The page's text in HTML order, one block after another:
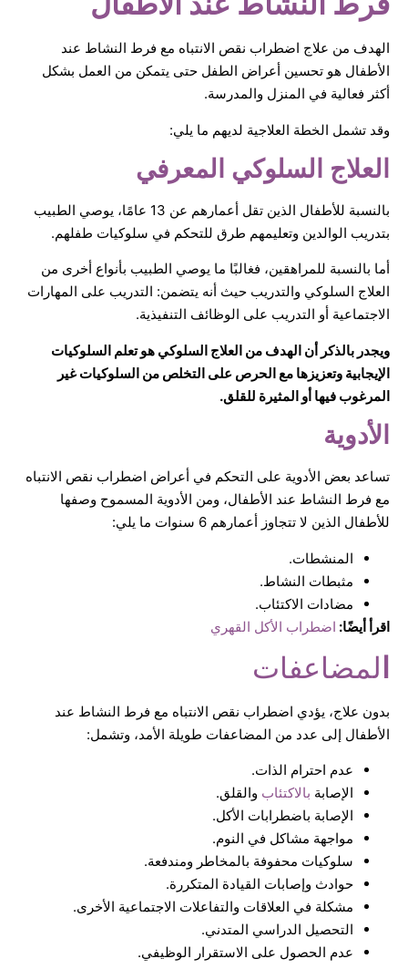
الهدف من علاج اضطراب نقص الانتباه مع فرط النشاط عند
الأطفال هو تحسين أعراض الطفل حتى يتمكن من العمل بشكل
أكثر فعالية في المنزل والمدرسة.
وقد تشمل الخطة العلاجية لديهم ما يلي:
العلاج السلوكي المعرفي
بالنسبة للأطفال الذين تقل أعمارهم عن 13 عامًا، يوصي الطبيب
بتدريب الوالدين وتعليمهم طرق للتحكم في سلوكيات طفلهم.
أما بالنسبة للمراهقين، فغالبًا ما يوصي الطبيب بأنواع أخرى من
العلاج السلوكي والتدريب حيث أنه يتضمن: التدريب على المهارات
الاجتماعية أو التدريب على الوظائف التنفيذية.
ويجدر بالذكر أن الهدف من العلاج السلوكي هو تعلم السلوكيات
الإيجابية وتعزيزها مع الحرص على التخلص من السلوكيات غير
المرغوب فيها أو المثيرة للقلق.
الأدوية
تساعد بعض الأدوية على التحكم في أعراض اضطراب نقص الانتباه
مع فرط النشاط عند الأطفال، ومن الأدوية المسموح وصفها
للأطفال الذين لا تتجاوز أعمارهم 6 سنوات ما يلي:
المنشطات.
مثبطات النشاط.
مضادات الاكتئاب.
اقرأ أيضًا: اضطراب الأكل القهري
المضاعفات
بدون علاج، يؤدي اضطراب نقص الانتباه مع فرط النشاط عند
الأطفال إلى عدد من المضاعفات طويلة الأمد، وتشمل:
عدم احترام الذات.
الإصابة بالاكتئاب والقلق.
الإصابة باضطرابات الأكل.
مواجهة مشاكل في النوم.
سلوكيات محفوفة بالمخاطر ومندفعة.
حوادث وإصابات القيادة المتكررة.
مشكلة في العلاقات والتفاعلات الاجتماعية الأخرى.
التحصيل الدراسي المتدني.
عدم الحصول على الاستقرار الوظيفي.